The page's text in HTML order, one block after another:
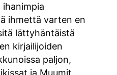
ihanimpia
ihmettä varten en
lättyhäntäistä
kirjailijoiden
paljon,
ja Muumit.